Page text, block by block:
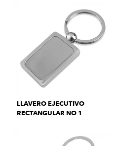
LLAVERO EJECUTIVO
RECTANGULAR NO 1